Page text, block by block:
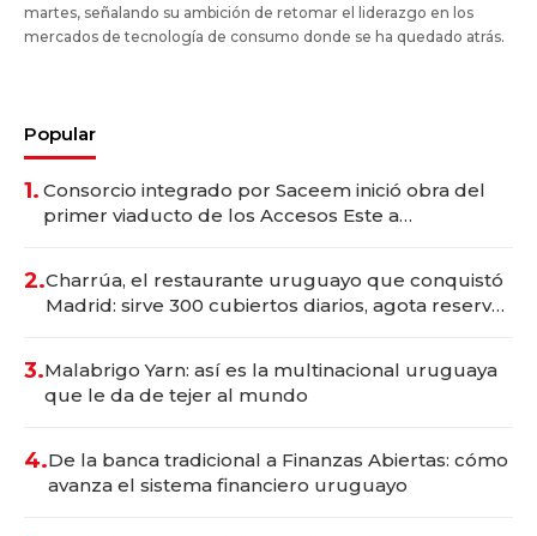
martes, señalando su ambición de retomar el liderazgo en los
mercados de tecnología de consumo donde se ha quedado atrás.
Popular
1. Consorcio integrado por Saceem inició obra del
primer viaducto de los Accesos Este a
2.Charrúa, el restaurante uruguayo que conquistó
Madrid: sirve 300 cubiertos diarios, agota reservas
3.Malabrigo Yarn: así es la multinacional uruguaya
que le da de tejer al mundo
4.De la banca tradicional a Finanzas Abiertas: cómo
avanza el sistema financiero uruguayo